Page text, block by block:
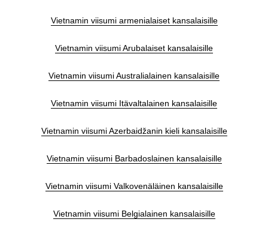
Vietnamin viisumi armenialaiset kansalaisille
Vietnamin viisumi Arubalaiset kansalaisille
Vietnamin viisumi Australialainen kansalaisille
Vietnamin viisumi Itävaltalainen kansalaisille
Vietnamin viisumi Azerbaidžanin kieli kansalaisille
Vietnamin viisumi Barbadoslainen kansalaisille
Vietnamin viisumi Valkovenäläinen kansalaisille
Vietnamin viisumi Belgialainen kansalaisille